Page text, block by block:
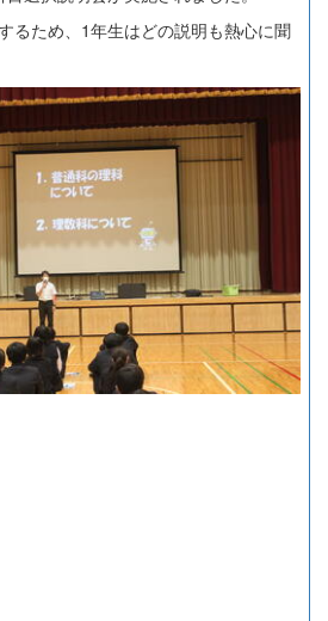
るため、1年生はどの説明も熱心に聞